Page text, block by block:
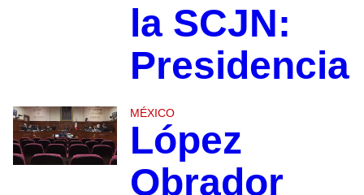
la SCJN:
Presidencia
MÉXICO
López
Obrador